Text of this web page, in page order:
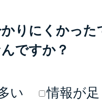
りにくかっ
ですか？
い
情報が